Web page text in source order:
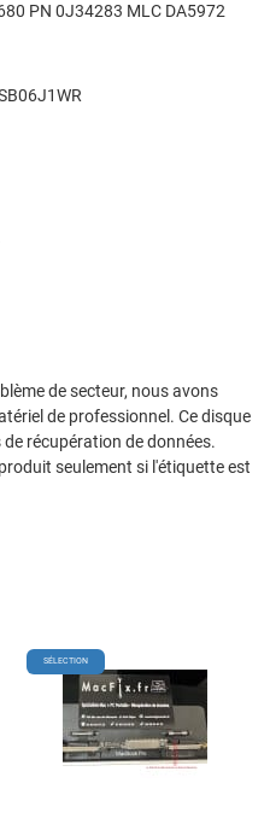
PN 0J34283 MLC DA5972
de secteur, nous avons
de professionnel. Ce disque
récupération de données.
seulement si l'étiquette est
Add to Wishlist
Add to Compare
Quick View
SÉLECTION